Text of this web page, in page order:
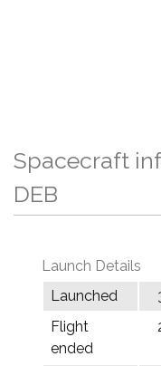
Spacecraft
DEB
Launch Details
Launched
Flight
ended